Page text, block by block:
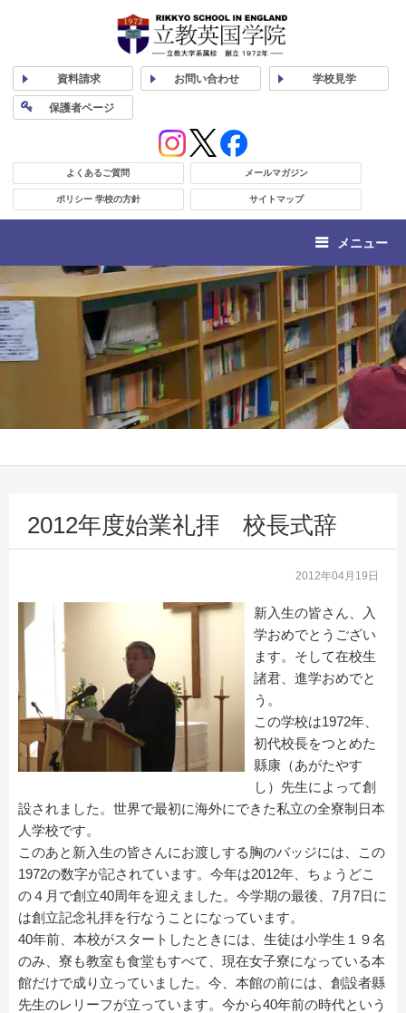
資料請求 お問い合わせ 学校見学
保護者ページ
よくあるご質問 メールマガジン
ポリシー 学校の方針 サイトマップ
メニュー
2012年度始業礼拝 校長式辞
2012年04月19日
新入生の皆さん、入
学おめでとうござい
ます。そして在校生
諸君、進学おめでと
う。
この学校は1972年、
初代校長をつとめた
縣康（あがたやす
し）先生によって創
設されました。世界で最初に海外にできた私立の全寮制日本
人学校です。
このあと新入生の皆さんにお渡しする胸のバッジには、この
1972の数字が記されています。今年は2012年、ちょうどこ
の４月で創立40周年を迎えました。今学期の最後、7月7日に
は創立記念礼拝を行なうことになっています。
40年前、本校がスタートしたときには、生徒は小学生１９名
のみ、寮も教室も食堂もすべて、現在女子寮になっている本
館だけで成り立っていました。今、本館の前には、創設者縣
先生のレリーフが立っています。今から40年前の時代という